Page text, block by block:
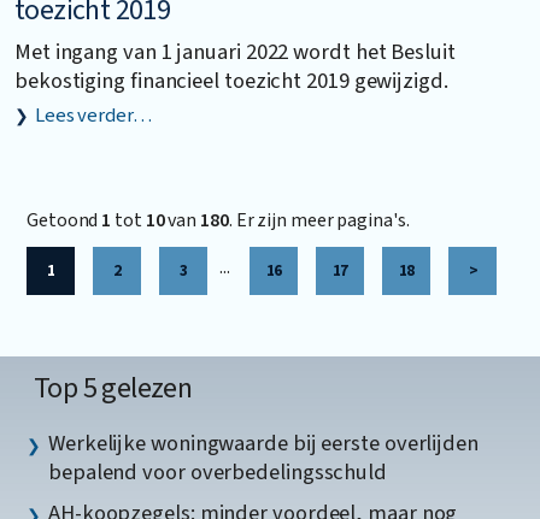
toezicht 2019
Met ingang van 1 januari 2022 wordt het Besluit
bekostiging financieel toezicht 2019 gewijzigd.
Lees verder…
Getoond 1 tot10van 180. Er zijn meer pagina's.
1 2 3 ... 16 17 18 >
Top 5 gelezen
Werkelijke woningwaarde bij eerste overlijden
bepalend voor overbedelingsschuld